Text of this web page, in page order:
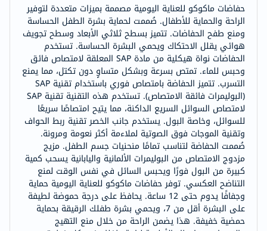
حفاضات ماكوكو للعناية اليومية مصممة بميزات متعددة لتوفير
الراحة والحماية للأطفال. صُممت لحماية بشرة الطفل الحساسة
ومنع طفح الحفاضات. تتميز بسطح ثلاثي الأبعاد وسطح تجويف
هوائي يقلل الاحتكاك ويحمي البشرة الحساسة. تستخدم
الحفاضات نواة هيكلية من مادة SAP المعلقة لامتصاص فائق
وحبس للماء. تمتص بسرعة وبشكل متساوٍ دون تكتل، مما يمنع
التسرب. تتميز الحفاضة بامتصاص فوري باستخدام تقنية SAP
(البوليمرات فائقة الامتصاص). تستخدم هذه التقنية تقنية SAP
لامتصاص السوائل السريع الداكنة، مما يتيح امتصاصًا سريعًا
للسوائل، وخاصة البول. يستخدم جانب الخصر تقنية ربط الحواف
وتقنية الموجات فوق الصوتية لملاءمة أكثر نعومة ومرونة.
صُممت الحفاضة لتناسب تمامًا منحنيات جسم الطفل. مزيج
مزدوج الامتصاص من البوليمرات الألمانية واليابانية يسحب كمية
كبيرة من البول فورًا ويحبس السائل في نفس الوقت لمنع
التناضح العكسي. توفر حفاضات ماكوكو للعناية اليومية حماية
وجفافًا يدوم حتى 12 ساعة. يحافظ على درجة حموضة لطيفة
على البشرة أقل من 7، ويحمي بشرة طفلك الرقيقة بحماية
حمضية خفيفة. هذا يضمن الراحة من خلال منع التهيج